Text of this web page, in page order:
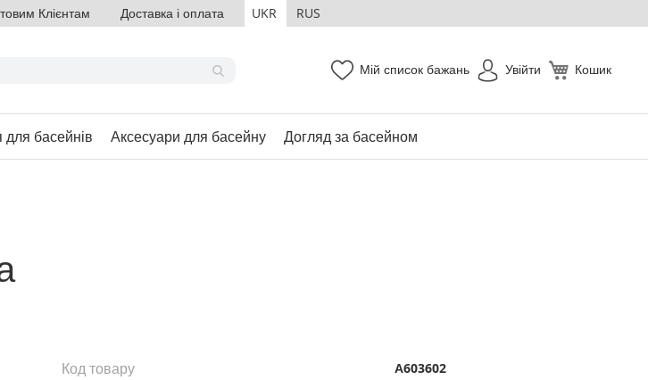
Клієнтам Доставка і оплата UKR RUS
Кошик
Мій список бажань Увійти
басейнів Аксесуари для басейну Догляд за басейном
Код товару А603602